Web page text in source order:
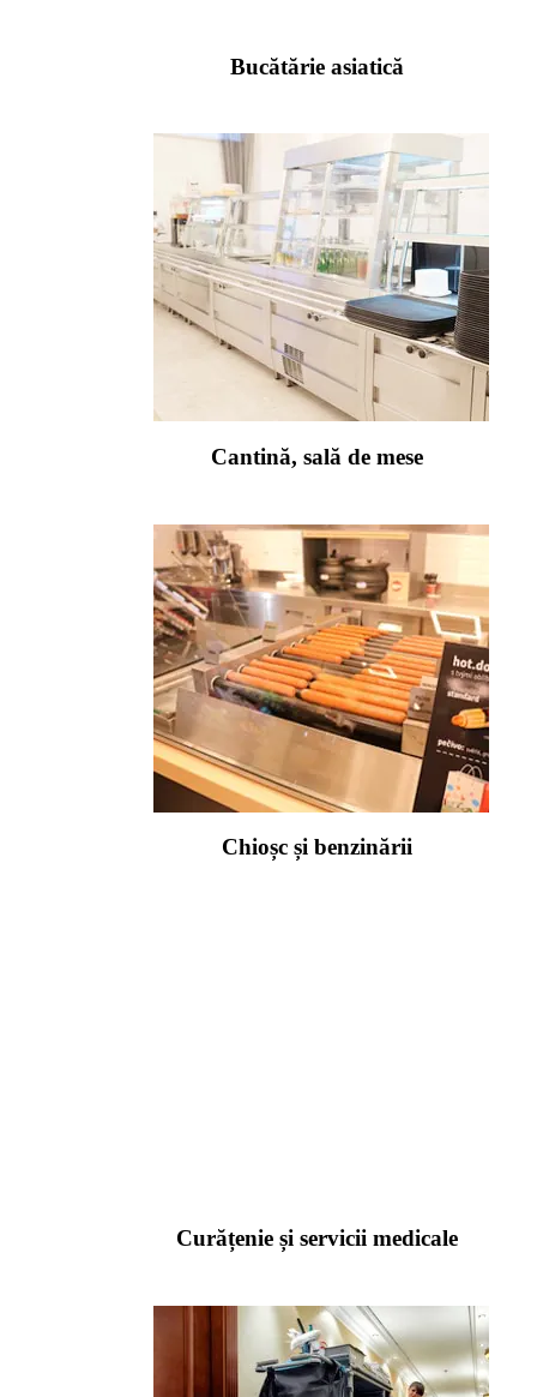
Bucătărie asiatică
Cantină, sală de mese
Chioșc și benzinării
Curățenie și servicii medicale